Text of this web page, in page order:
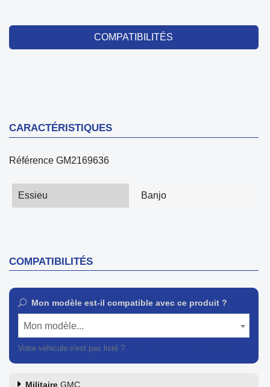
COMPATIBILITÉS
CARACTÉRISTIQUES
Référence GM2169636
Essieu Banjo
COMPATIBILITÉS
Mon modèle est-il compatible avec ce produit ?
Mon modèle...
Votre véhicule n'est pas listé ?
Militaire GMC